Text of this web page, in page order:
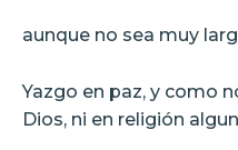
aunque no sea muy
Yazgo en paz, y como
Dios, ni en religión